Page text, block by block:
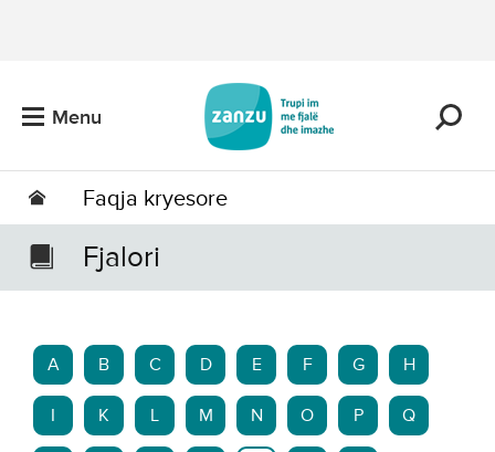
Menu
Faqja kryesore
Fjalori
A B C D E F G H
K L M N O P Q